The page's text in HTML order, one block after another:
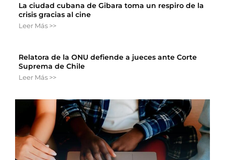
La ciudad cubana de Gibara toma un respiro de la
crisis gracias al cine
Leer Más >>
Relatora de la ONU defiende a jueces ante Corte
Suprema de Chile
Leer Más >>